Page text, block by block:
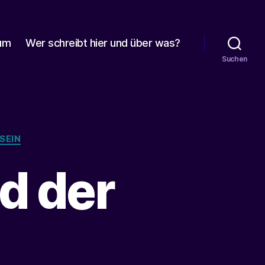
Wer schreibt hier und über was?
Suchen
der